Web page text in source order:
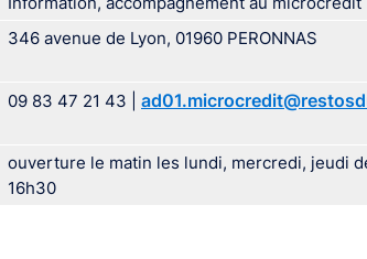
346 avenue de Lyon, 01960 PERONNAS
09 83 47 21 43 |
ouverture le matin les lundi, mercredi, jeudi
16h30